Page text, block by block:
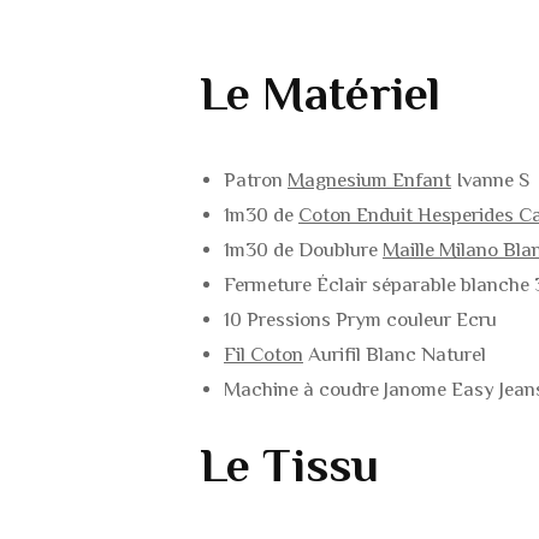
Le Matériel
Patron Magnesium Enfant Ivanne S
1m30 de Coton Enduit Hesperides
1m30 de Doublure Maille Milano
Fermeture Éclair séparable blanche
10 Pressions Prym couleur Ecru
Fil Coton Aurifil Blanc Naturel
Machine à coudre Janome Easy
Le Tissu